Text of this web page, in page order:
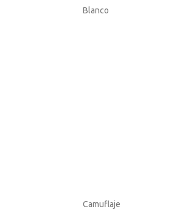
Blanco
Camuflaje